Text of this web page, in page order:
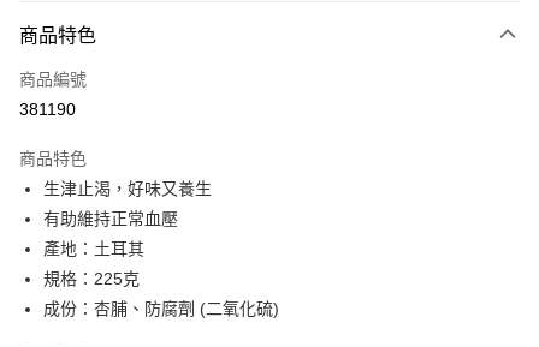
信用卡
Apple Pay
AlipayHK
PayMe
WeChat Pay
BoC Pay
商品特色
商品編號
381190
商品特色
生津止渴，好味又養生
有助維持正常血壓
產地：土耳其
規格：225克
成份：杏脯、防腐劑 (二氧化硫)